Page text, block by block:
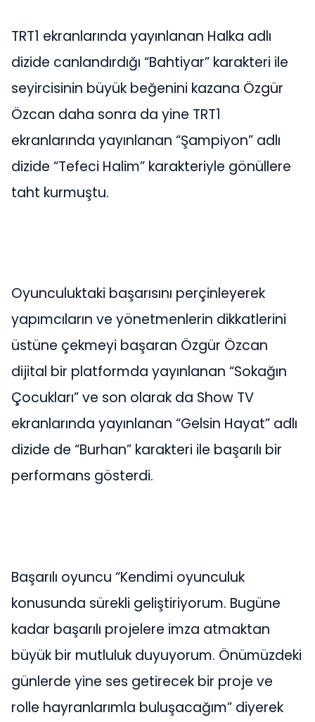
TRT1 ekranlarında yayınlanan Halka adlı
dizide canlandırdığı “Bahtiyar” karakteri ile
seyircisinin büyük beğenini kazana Özgür
Özcan daha sonra da yine TRT1
ekranlarında yayınlanan “Şampiyon” adlı
dizide “Tefeci Halim” karakteriyle gönüllere
taht kurmuştu.
Oyunculuktaki başarısını perçinleyerek
yapımcıların ve yönetmenlerin dikkatlerini
üstüne çekmeyi başaran Özgür Özcan
dijital bir platformda yayınlanan “Sokağın
Çocukları” ve son olarak da Show TV
ekranlarında yayınlanan “Gelsin Hayat” adlı
dizide de “Burhan” karakteri ile başarılı bir
performans gösterdi.
Başarılı oyuncu “Kendimi oyunculuk
konusunda sürekli geliştiriyorum. Bugüne
kadar başarılı projelere imza atmaktan
büyük bir mutluluk duyuyorum. Önümüzdeki
günlerde yine ses getirecek bir proje ve
rolle hayranlarımla buluşacağım” diyerek